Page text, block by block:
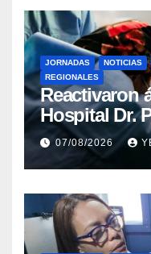
JORNADAS NOTICIAS
REGIONALES
Reactivaron
Hospital Dr.
Guárico
07/08/2026